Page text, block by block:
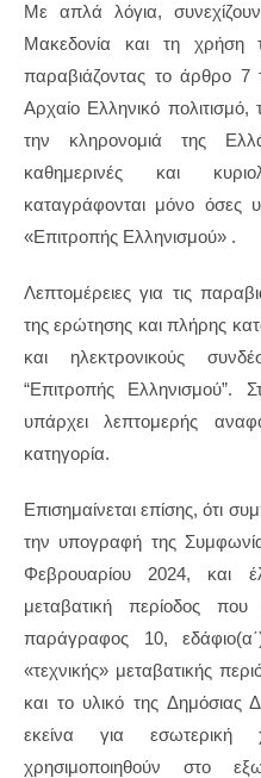
Με απλά λόγια,
Μακεδονία και τη χρήση
παραβιάζοντας το άρθρο
Αρχαίο Ελληνικό πολιτισμό,
την κληρονομιά της
καθημερινές και
καταγράφονται μόνο όσες
«Επιτροπής Ελληνισμού» .
Λεπτομέρειες για τις
της ερώτησης και πλήρης
και ηλεκτρονικούς
“Επιτροπής Ελληνισμού”.
υπάρχει λεπτομερής
κατηγορία.
Επισημαίνεται επίσης, ότι
την υπογραφή της
Φεβρουαρίου 2024, και
μεταβατική περίοδος
παράγραφος 10,
«τεχνικής» μεταβατικής
και το υλικό της Δημόσιας
εκείνα για
χρησιμοποιηθούν στο